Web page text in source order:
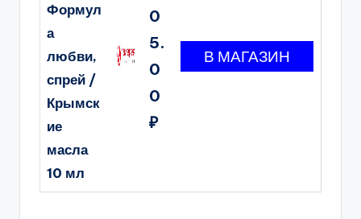
Формул
а
любви,
спрей /
Крымск
ие
масла
10 мл
0
5.
0
0
₽